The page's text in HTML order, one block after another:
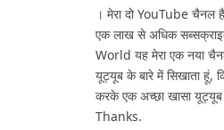
। मेरा दो YouTube
एक लाख से अधिक
World यह मेरा एक नया
यूट्यूब के बारे में सिखाता हूं,
करके एक अच्छा खासा
Thanks.